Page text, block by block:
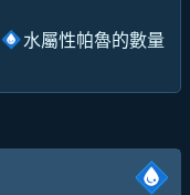
水屬性帕魯的數量